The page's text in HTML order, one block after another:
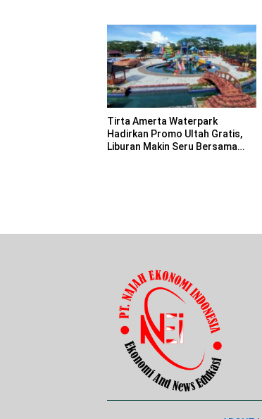
Tirta Amerta Waterpark
Hadirkan Promo Ultah Gratis,
Liburan Makin Seru Bersama